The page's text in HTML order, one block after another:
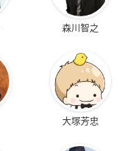
森川智之
大塚芳忠